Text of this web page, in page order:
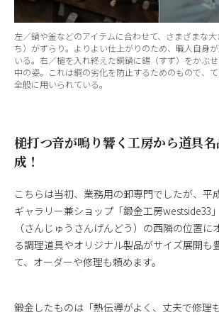
左／鍋や釜などのアイテムに合わせて、さまざまな
ち）がずらり。よりよい仕上がりのため、職人自身
いる。右／槌を入れ終えた銅鍋に錫（すず）をかぶ
中の姿。これは銅の劣化を防止するためのもので、
全般に用いられている。
槌打つ音が鳴り響く工房から道具
成！
こちらは当初、業務用の卸専門でしたが、平
ギャラリー兼ショップ「鍛金工房westside33
（さんじゅうさんげんどう）の西隣の位置に
る調理道具やオリジナル製品がサイズ展開も
て、オーダーや修理も頼めます。
鍛金したものは「熱伝導がよく、丈夫で修理